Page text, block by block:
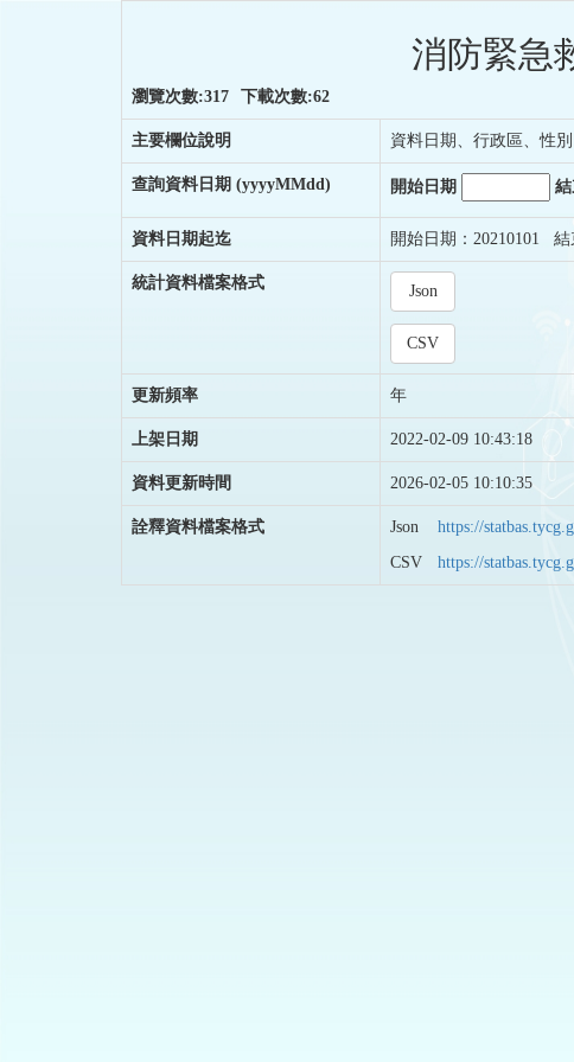
消防緊急
瀏覽次數:317 下載次數:62
主要欄位說明 資料日期、行政區、性
查詢資料日期 (yyyyMMdd) 開始日期 結
資料日期起迄 開始日期：20210101 結
統計資料檔案格式 Json
CSV
更新頻率 年
上架日期 2022-02-09 10:43:18
資料更新時間 2026-02-05 10:10:35
詮釋資料檔案格式 Json
https://
CSV
https://